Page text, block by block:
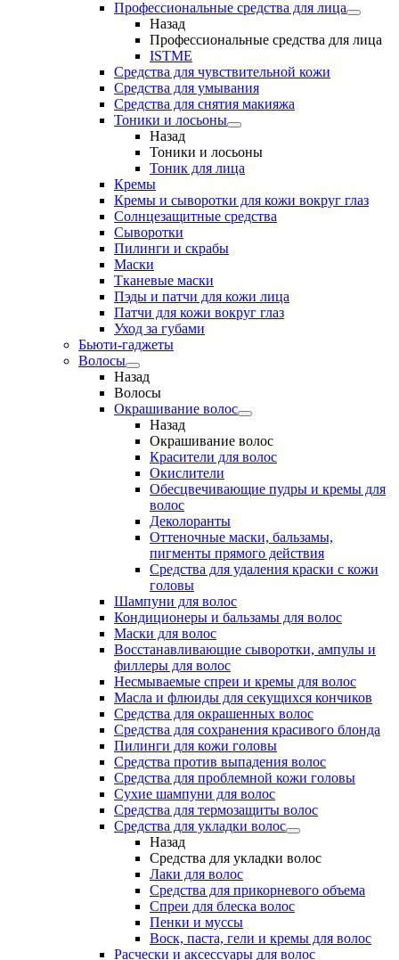
Профессиональные средства для лица
Назад
Профессиональные средства для лица
ISTME
Средства для чувствительной кожи
Средства для умывания
Средства для снятия макияжа
Тоники и лосьоны
Назад
Тоники и лосьоны
Тоник для лица
Кремы
Кремы и сыворотки для кожи вокруг глаз
Солнцезащитные средства
Сыворотки
Пилинги и скрабы
Маски
Тканевые маски
Пэды и патчи для кожи лица
Патчи для кожи вокруг глаз
Уход за губами
Бьюти-гаджеты
Волосы
Назад
Волосы
Окрашивание волос
Назад
Окрашивание волос
Красители для волос
Окислители
Обесцвечивающие пудры и кремы для
волос
Деколоранты
Оттеночные маски, бальзамы,
пигменты прямого действия
Средства для удаления краски с кожи
головы
Шампуни для волос
Кондиционеры и бальзамы для волос
Маски для волос
Восстанавливающие сыворотки, ампулы и
филлеры для волос
Несмываемые спреи и кремы для волос
Масла и флюиды для секущихся кончиков
Средства для окрашенных волос
Средства для сохранения красивого блонда
Пилинги для кожи головы
Средства против выпадения волос
Средства для проблемной кожи головы
Сухие шампуни для волос
Средства для термозащиты волос
Средства для укладки волос
Назад
Средства для укладки волос
Лаки для волос
Средства для прикорневого объема
Спреи для блеска волос
Пенки и муссы
Воск, паста, гели и кремы для волос
Расчески и аксессуары для волос